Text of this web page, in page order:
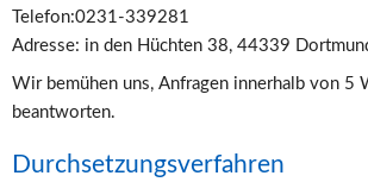
Telefon:0231-339281
Adresse: in den Hüchten 38, 44339
Wir bemühen uns, Anfragen innerhalb von 5
beantworten.
Durchsetzungsverfahren